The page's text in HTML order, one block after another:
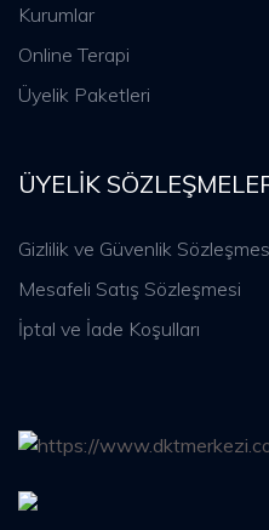
Kurumlar
Online Terapi
Üyelik Paketleri
ÜYELIK
Gizlilik ve Güvenlik
Mesafeli Satış Sözleşmesi
İptal ve İade Koşulları